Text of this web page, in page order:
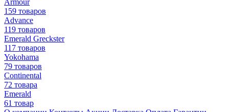
Armour
159 товаров
Advance
119 товаров
Emerald Greckster
117 товаров
Yokohama
79 товаров
Continental
72 товара
Emerald
61 товар